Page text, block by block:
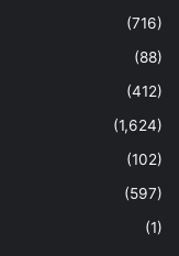
(716)
(88)
(412)
(1,624)
(102)
(597)
(1)